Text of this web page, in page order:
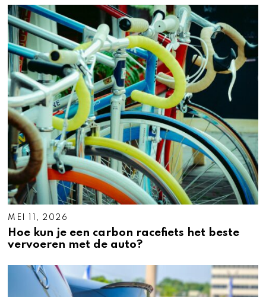
MEI 11, 2026
Hoe kun je een carbon racefiets het beste
vervoeren met de auto?